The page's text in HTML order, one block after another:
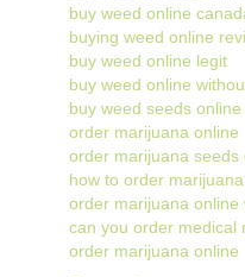
buy weed online
buying weed online
buy weed online legit
buy weed online
buy weed seeds
order marijuana online
order marijuana seeds
how to order
order marijuana online
can you order medical
order marijuana online